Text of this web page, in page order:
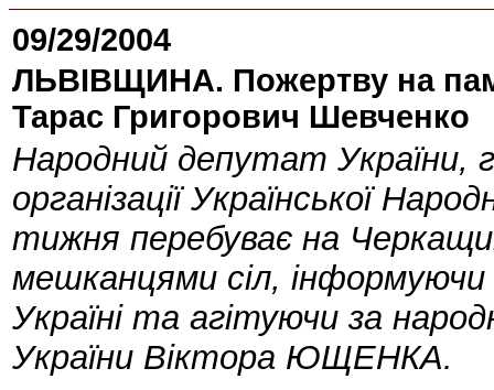
09/29/2004
ЛЬВІВЩИНА. Пожертву на
Тарас Григорович Шевченко
Народний депутат України,
організації Української
тижня перебуває на
мешканцями сіл, інформуючи
Україні та агітуючи за
України Віктора ЮЩЕНКА.